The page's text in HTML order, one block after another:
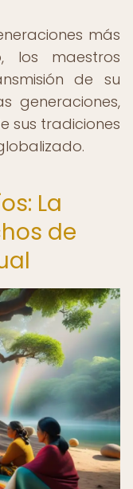
más
los maestros
de su
generaciones,
sus tradiciones
La
de